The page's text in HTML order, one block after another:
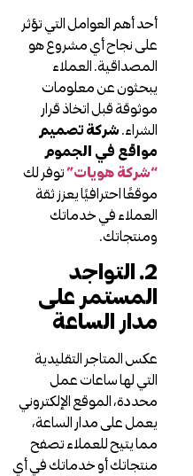
أحد أهم العوامل التي تؤثر
على نجاح أي مشروع هو
المصداقية. العملاء
يبحثون عن معلومات
موثوقة قبل اتخاذ قرار
الشراء.شركة تصميم
مواقع في الجموم
“شركة هويات”توفر لك
موقعًا احترافيًا يعزز ثقة
العملاء في خدماتك
ومنتجاتك.
2. التواجد
المستمر على
مدار الساعة
عكس المتاجر التقليدية
التي لها ساعات عمل
محددة، الموقع الإلكتروني
يعمل على مدار الساعة،
مما يتيح للعملاء تصفح
منتجاتك أو خدماتك في أي